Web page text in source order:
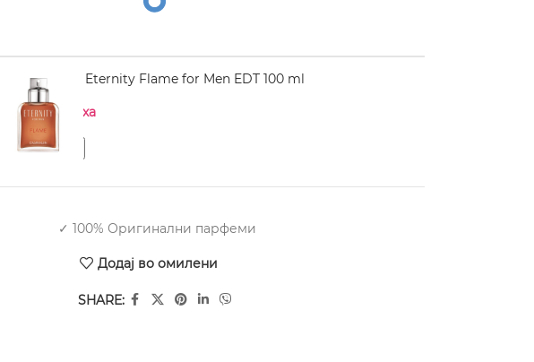
CALVIN KLEIN Eternity Flame for Men EDT 100 ml
Нема на залиха
✓ 100% Оригинални парфеми
Додај во омилени
SHARE: